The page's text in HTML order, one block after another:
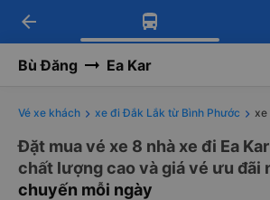
Tải app Vexere ngay!
Nhận ưu đãi thành viên độc
Tải app Vexere
-30k/ghế khi đặt vé máy bay
arrow_back
Bù Đăng Ea Kar
Vé xe khách xe đi Đắk Lắk từ Bình Phước xe
Đặt mua vé xe 8 nhà xe đi Ea
chất lượng cao và giá vé ưu đãi
chuyến mỗi ngày